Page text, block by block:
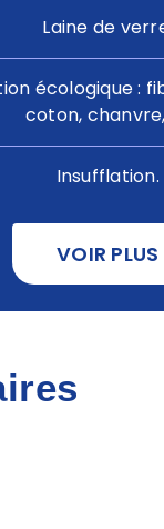
Laine de
écologique :
coton,
Insufflation.
VOIR PLUS